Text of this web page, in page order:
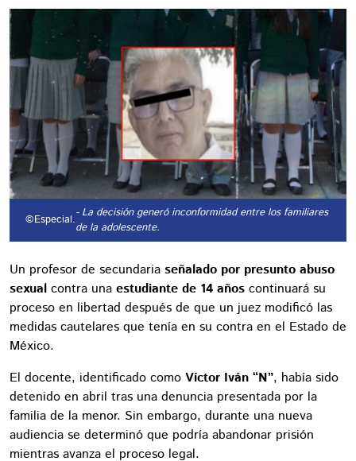
©Especial.- La decisión generó inconformidad entre los familiares
de la adolescente.
Un profesor de secundaria señalado por presunto abuso
sexual contra una estudiante de 14 años continuará su
proceso en libertad después de que un juez modificó las
medidas cautelares que tenía en su contra en el Estado de
México.
El docente, identificado como Víctor Iván “N”, había sido
detenido en abril tras una denuncia presentada por la
familia de la menor. Sin embargo, durante una nueva
audiencia se determinó que podría abandonar prisión
mientras avanza el proceso legal.